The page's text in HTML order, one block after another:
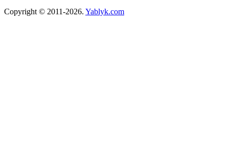
Copyright © 2011-2026. Yablyk.сom